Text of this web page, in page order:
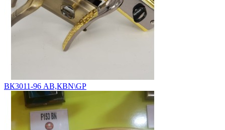
ВК3011-96 АВ,КВN\GP